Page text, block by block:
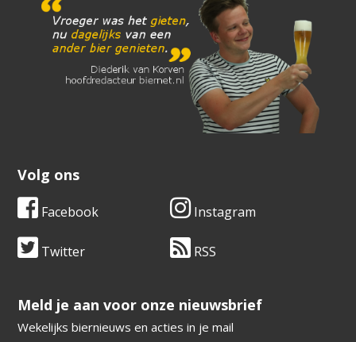
Volg ons
Facebook Instagram
Twitter RSS
​​​​​​​Meld je aan voor onze nieuwsbrief
Wekelijks biernieuws en acties in je mail